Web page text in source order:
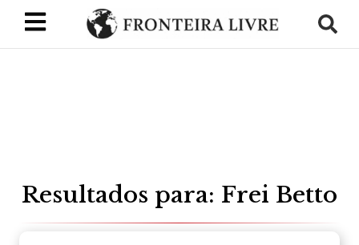
Resultados para: Frei Betto